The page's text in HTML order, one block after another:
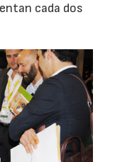
cada dos